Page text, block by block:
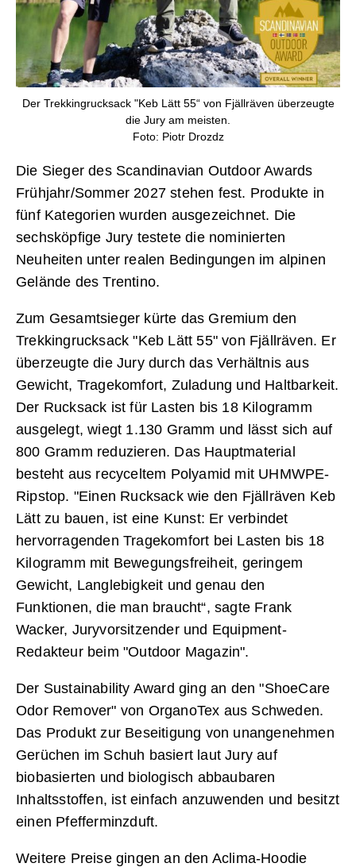
Der Trekkingrucksack "Keb Lätt 55“ von Fjällräven überzeugte
die Jury am meisten.
Foto: Piotr Drozdz
Die Sieger des Scandinavian Outdoor Awards
Frühjahr/Sommer 2027 stehen fest. Produkte in
fünf Kategorien wurden ausgezeichnet. Die
sechsköpfige Jury testete die nominierten
Neuheiten unter realen Bedingungen im alpinen
Gelände des Trentino.
Zum Gesamtsieger kürte das Gremium den
Trekkingrucksack "Keb Lätt 55" von Fjällräven. Er
überzeugte die Jury durch das Verhältnis aus
Gewicht, Tragekomfort, Zuladung und Haltbarkeit.
Der Rucksack ist für Lasten bis 18 Kilogramm
ausgelegt, wiegt 1.130 Gramm und lässt sich auf
800 Gramm reduzieren. Das Hauptmaterial
besteht aus recyceltem Polyamid mit UHMWPE-
Ripstop. "Einen Rucksack wie den Fjällräven Keb
Lätt zu bauen, ist eine Kunst: Er verbindet
hervorragenden Tragekomfort bei Lasten bis 18
Kilogramm mit Bewegungsfreiheit, geringem
Gewicht, Langlebigkeit und genau den
Funktionen, die man braucht“, sagte Frank
Wacker, Juryvorsitzender und Equipment-
Redakteur beim "Outdoor Magazin".
Der Sustainability Award ging an den "ShoeCare
Odor Remover" von OrganoTex aus Schweden.
Das Produkt zur Beseitigung von unangenehmen
Gerüchen im Schuh basiert laut Jury auf
biobasierten und biologisch abbaubaren
Inhaltsstoffen, ist einfach anzuwenden und besitzt
einen Pfefferminzduft.
Weitere Preise gingen an den Aclima-Hoodie